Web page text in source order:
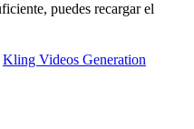
puedes recargar el
Kling Videos Generation